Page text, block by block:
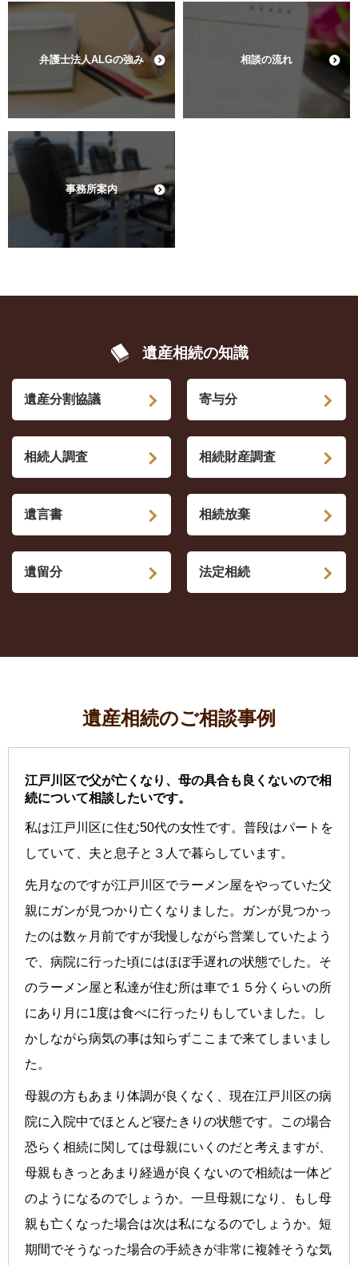
弁護士法人ALGの強み 相談の流れ
事務所案内
遺産相続の知識
遺産分割協議 寄与分
相続人調査 相続財産調査
遺言書 相続放棄
遺留分 法定相続
遺産相続のご相談事例
江戸川区で父が亡くなり、母の具合も良くないので相
続について相談したいです。
私は江戸川区に住む50代の女性です。普段はパートを
していて、夫と息子と３人で暮らしています。
先月なのですが江戸川区でラーメン屋をやっていた父
親にガンが見つかり亡くなりました。ガンが見つかっ
たのは数ヶ月前ですが我慢しながら営業していたよう
で、病院に行った頃にはほぼ手遅れの状態でした。そ
のラーメン屋と私達が住む所は車で１５分くらいの所
にあり月に1度は食べに行ったりもしていました。し
かしながら病気の事は知らずここまで来てしまいまし
た。
母親の方もあまり体調が良くなく、現在江戸川区の病
院に入院中でほとんど寝たきりの状態です。この場合
恐らく相続に関しては母親にいくのだと考えますが、
母親もきっとあまり経過が良くないので相続は一体ど
のようになるのでしょうか。一旦母親になり、もし母
親も亡くなった場合は次は私になるのでしょうか。短
期間でそうなった場合の手続きが非常に複雑そうな気